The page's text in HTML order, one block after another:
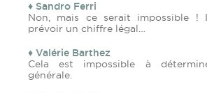
♦ Sandro Ferri
Non, mais ce serait impossible
prévoir un chiffre légal…
♦ Valérie Barthez
Cela est impossible à
générale.